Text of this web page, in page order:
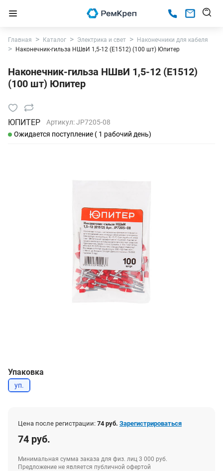
Главная Каталог Электрика и свет
Наконечники для кабеля
Наконечник-гильза НШвИ 1,5-12 (E1512) (100 шт) Юпитер
Наконечник-гильза НШвИ 1,5-12 (E1512)
(100 шт) Юпитер
ЮПИТЕР Артикул:JP7205-08
Ожидается поступление ( 1 рабочий день)
Упаковка
уп.
Цена после регистрации: 74 руб. Зарегистрироваться
74 руб.
Минимальная сумма заказа для физ. лиц 3 000 руб.
Предложение не является публичной офертой